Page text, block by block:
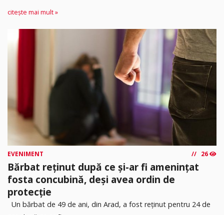
citește mai mult »
EVENIMENT 26
Bărbat reținut după ce și-ar fi amenințat
fosta concubină, deși avea ordin de
protecție
Un bărbat de 49 de ani, din Arad, a fost reținut pentru 24 de